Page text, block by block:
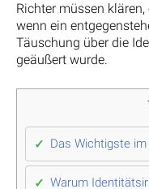
Richter müssen
wenn ein
Täuschung über die
geäußert wurde.
Das Wichtigste
Warum